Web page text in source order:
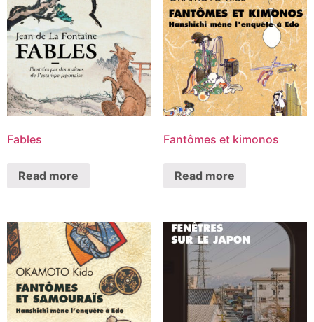
Fables
Read more
Fantômes et kimonos
Read more